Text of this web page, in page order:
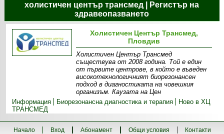
холистичен център трансмед | Регистър на
здравеопазването
Холистичен Център Трансмед,
Пловдив
Холистичен Център Трансмед
съществува от 2008 година. Той е един
от първите центрове, в който е въведен
високотехнологичният биорезонансен
подход в диагностиката на човешкия
организъм. Каузата на Цен
Информация
Биорезонансна диагностика и терапия
Ново в ХЦ
ТРАНСМЕД
Начало Вход Абонамент Общи условия
Контакти